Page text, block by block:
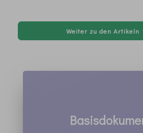
Weiter zu den Artikeln